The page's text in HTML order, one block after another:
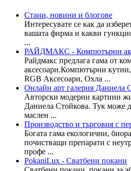
Стаии, новини и блогове
Интересувате се как да
вашата фирма и какви
...
РАЙДМАКС - Компютърни
Райдмакс предлага гама от
аксесоари.Компютърни
RGB Аксесоари, Охла ...
Онлайн арт галерия Даниела
Авторски модерни картини
Даниела Стойкова. Тук може
маслен ...
Производство и търговия с
Богата гама екологични,
почистващи препарати с
профе ...
PokaniLux - Сватбени покани